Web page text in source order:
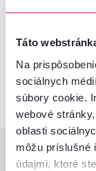
Táto
Na
sociálnych
súbory cookie.
webové
oblasti
môžu príslušné
údajmi, ktoré